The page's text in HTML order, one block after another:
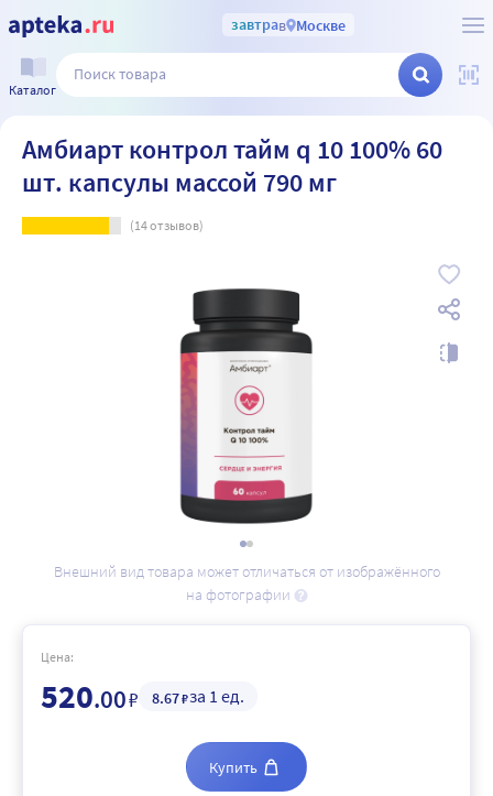
завтрав Москве
Каталог
Амбиарт контрол тайм q 10 100% 60
шт. капсулы массой 790 мг
(14отзывов)
Внешний вид товара может отличаться от изображённого
на фотографии
Цена:
520.00₽ 8.67₽за 1 ед.
Купить